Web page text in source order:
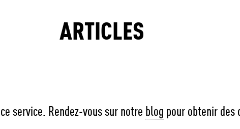
ARTICLES
service. Rendez-vous sur notre blog pour obtenir des